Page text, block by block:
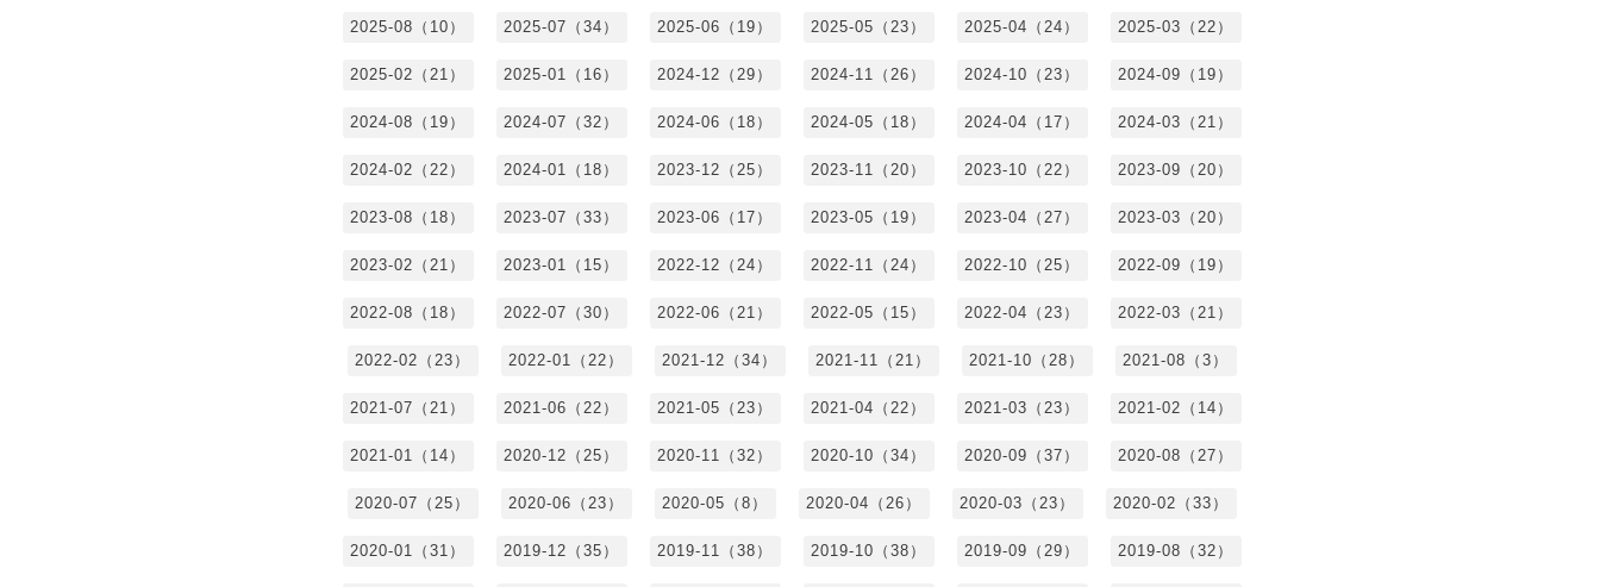
2025-08（10） 2025-07（34） 2025-06（19） 2025-05（23） 2025-04（24） 2025-03（22）
2025-02（21） 2025-01（16） 2024-12（29） 2024-11（26） 2024-10（23） 2024-09（19）
2024-08（19） 2024-07（32） 2024-06（18） 2024-05（18） 2024-04（17） 2024-03（21）
2024-02（22） 2024-01（18） 2023-12（25） 2023-11（20） 2023-10（22） 2023-09（20）
2023-08（18） 2023-07（33） 2023-06（17） 2023-05（19） 2023-04（27） 2023-03（20）
2023-02（21） 2023-01（15） 2022-12（24） 2022-11（24） 2022-10（25） 2022-09（19）
2022-08（18） 2022-07（30） 2022-06（21） 2022-05（15） 2022-04（23） 2022-03（21）
2022-02（23） 2022-01（22） 2021-12（34） 2021-11（21） 2021-10（28） 2021-08（3）
2021-07（21） 2021-06（22） 2021-05（23） 2021-04（22） 2021-03（23） 2021-02（14）
2021-01（14） 2020-12（25） 2020-11（32） 2020-10（34） 2020-09（37） 2020-08（27）
2020-07（25） 2020-06（23） 2020-05（8） 2020-04（26） 2020-03（23） 2020-02（33）
2020-01（31） 2019-12（35） 2019-11（38） 2019-10（38） 2019-09（29） 2019-08（32）